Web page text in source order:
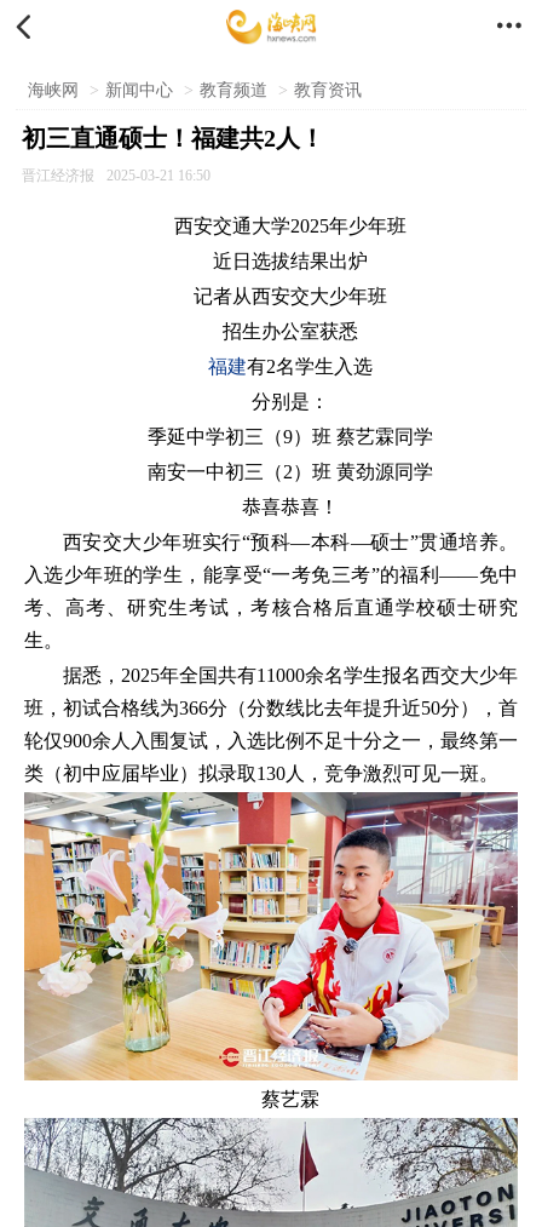
 
海峡网 > 新闻中心 > 教育频道 > 教育资讯
初三直通硕士！福建共2人！
晋江经济报 2025-03-21 16:50
西安交通大学2025年少年班
近日选拔结果出炉
记者从西安交大少年班
招生办公室获悉
福建有2名学生入选
分别是：
季延中学初三（9）班 蔡艺霖同学
南安一中初三（2）班 黄劲源同学
恭喜恭喜！
西安交大少年班实行“预科—本科—硕士”贯通培养。
入选少年班的学生，能享受“一考免三考”的福利——免中
考、高考、研究生考试，考核合格后直通学校硕士研究
生。
据悉，2025年全国共有11000余名学生报名西交大少年
班，初试合格线为366分（分数线比去年提升近50分），首
轮仅900余人入围复试，入选比例不足十分之一，最终第一
类（初中应届毕业）拟录取130人，竞争激烈可见一斑。
蔡艺霖